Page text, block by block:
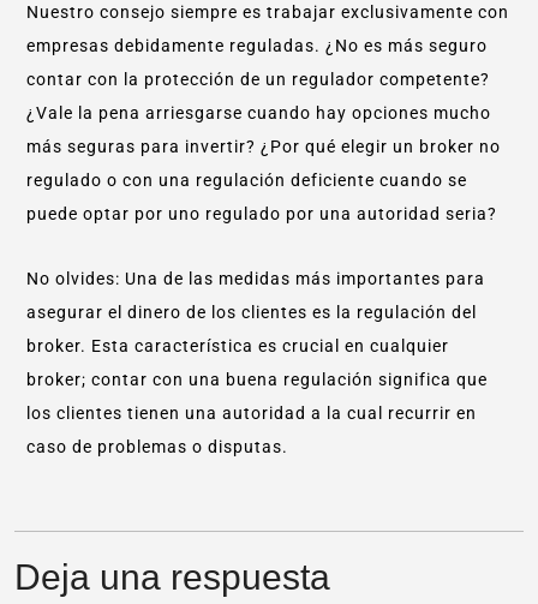
Nuestro consejo siempre es trabajar exclusivamente con
empresas debidamente reguladas. ¿No es más seguro
contar con la protección de un regulador competente?
¿Vale la pena arriesgarse cuando hay opciones mucho
más seguras para invertir? ¿Por qué elegir un broker no
regulado o con una regulación deficiente cuando se
puede optar por uno regulado por una autoridad seria?
No olvides: Una de las medidas más importantes para
asegurar el dinero de los clientes es la regulación del
broker. Esta característica es crucial en cualquier
broker; contar con una buena regulación significa que
los clientes tienen una autoridad a la cual recurrir en
caso de problemas o disputas.
Deja una respuesta